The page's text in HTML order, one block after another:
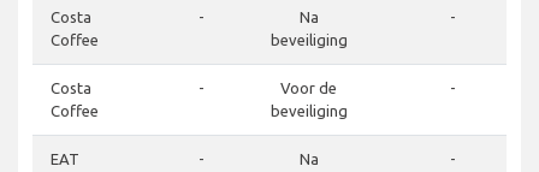
Costa
Coffee
-
Na
beveiliging
-
Costa
Coffee
-
Voor de
beveiliging
-
EAT -
Na
-